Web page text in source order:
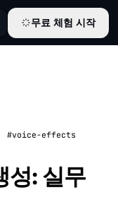
무료 체험 시작
#voice-effects
성: 실무